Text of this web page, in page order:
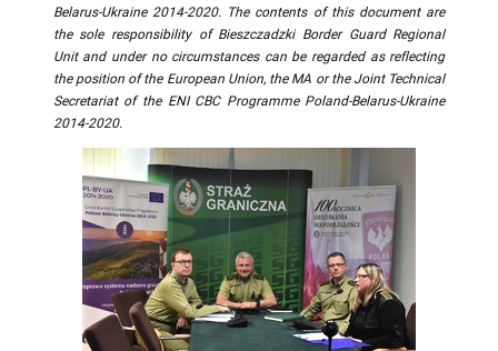
Belarus-Ukraine 2014-2020. The contents of this document are
the sole responsibility of Bieszczadzki Border Guard Regional
Unit and under no circumstances can be regarded as reflecting
the position of the European Union, the MA or the Joint Technical
Secretariat of the ENI CBC Programme Poland-Belarus-Ukraine
2014-2020.